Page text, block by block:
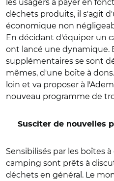
les usagers à payer en
déchets produits, il s'agit
économique non
En décidant d'équiper un
ont lancé une dynamique.
supplémentaires se sont
mêmes, d'une boîte à
loin et va proposer à
nouveau programme de
Susciter de nouvelles
Sensibilisés par les boîtes
camping sont prêts à
déchets en général. Le